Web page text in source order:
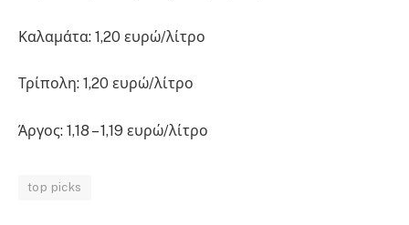
Καλαμάτα: 1,20 ευρώ/λίτρο
Τρίπολη: 1,20 ευρώ/λίτρο
Άργος: 1,18 – 1,19 ευρώ/λίτρο
top picks